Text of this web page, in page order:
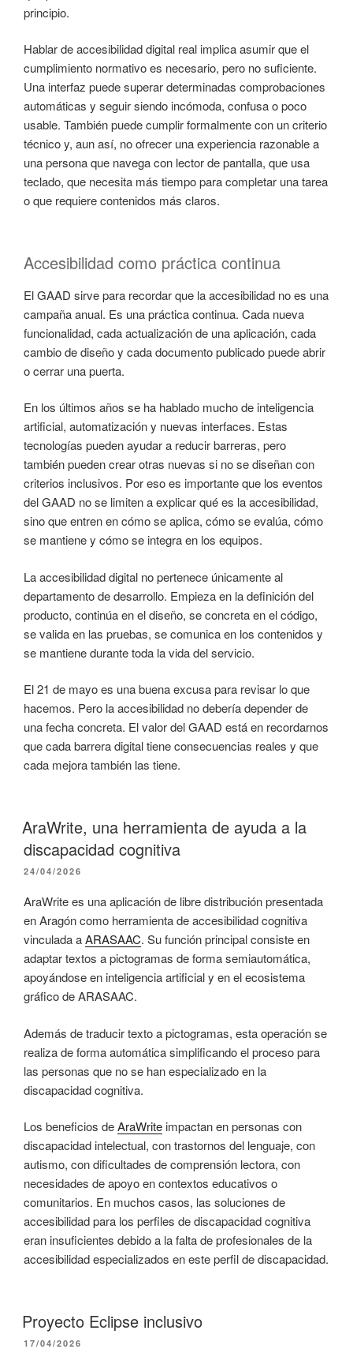
principio.
Hablar de accesibilidad digital real implica asumir que el
cumplimiento normativo es necesario, pero no suficiente.
Una interfaz puede superar determinadas comprobaciones
automáticas y seguir siendo incómoda, confusa o poco
usable. También puede cumplir formalmente con un criterio
técnico y, aun así, no ofrecer una experiencia razonable a
una persona que navega con lector de pantalla, que usa
teclado, que necesita más tiempo para completar una tarea
o que requiere contenidos más claros.
Accesibilidad como práctica continua
El GAAD sirve para recordar que la accesibilidad no es una
campaña anual. Es una práctica continua. Cada nueva
funcionalidad, cada actualización de una aplicación, cada
cambio de diseño y cada documento publicado puede abrir
o cerrar una puerta.
En los últimos años se ha hablado mucho de inteligencia
artificial, automatización y nuevas interfaces. Estas
tecnologías pueden ayudar a reducir barreras, pero
también pueden crear otras nuevas si no se diseñan con
criterios inclusivos. Por eso es importante que los eventos
del GAAD no se limiten a explicar qué es la accesibilidad,
sino que entren en cómo se aplica, cómo se evalúa, cómo
se mantiene y cómo se integra en los equipos.
La accesibilidad digital no pertenece únicamente al
departamento de desarrollo. Empieza en la definición del
producto, continúa en el diseño, se concreta en el código,
se valida en las pruebas, se comunica en los contenidos y
se mantiene durante toda la vida del servicio.
El 21 de mayo es una buena excusa para revisar lo que
hacemos. Pero la accesibilidad no debería depender de
una fecha concreta. El valor del GAAD está en recordarnos
que cada barrera digital tiene consecuencias reales y que
cada mejora también las tiene.
AraWrite, una herramienta de ayuda a la
discapacidad cognitiva
PUBLICADO
24/04/2026
AraWrite es una aplicación de libre distribución presentada
en Aragón como herramienta de accesibilidad cognitiva
vinculada aARASAAC. Su función principal consiste en
adaptar textos a pictogramas de forma semiautomática,
apoyándose en inteligencia artificial y en el ecosistema
gráfico de ARASAAC.
Además de traducir texto a pictogramas, esta operación se
realiza de forma automática simplificando el proceso para
las personas que no se han especializado en la
discapacidad cognitiva.
Los beneficios deAraWrite impactan en personas con
discapacidad intelectual, con trastornos del lenguaje, con
autismo, con dificultades de comprensión lectora, con
necesidades de apoyo en contextos educativos o
comunitarios. En muchos casos, las soluciones de
accesibilidad para los perfiles de discapacidad cognitiva
eran insuficientes debido a la falta de profesionales de la
accesibilidad especializados en este perfil de discapacidad.
Proyecto Eclipse inclusivo
PUBLICADO
17/04/2026